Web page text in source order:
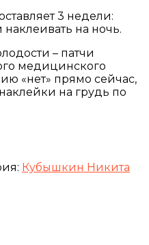
3 недели:
на ночь.
– патчи
медицинского
«нет» прямо сейчас,
на грудь по
Кубышкин Никита